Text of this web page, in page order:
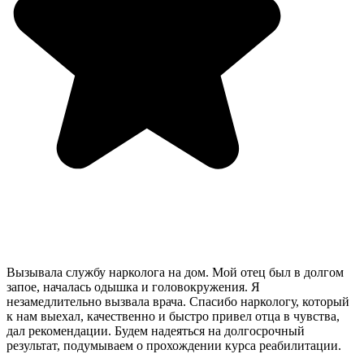
Вызывала службу нарколога на дом. Мой отец был в долгом
запое, началась одышка и головокружения. Я
незамедлительно вызвала врача. Спасибо наркологу, который
к нам выехал, качественно и быстро привел отца в чувства,
дал рекомендации. Будем надеяться на долгосрочный
результат, подумываем о прохождении курса реабилитации.